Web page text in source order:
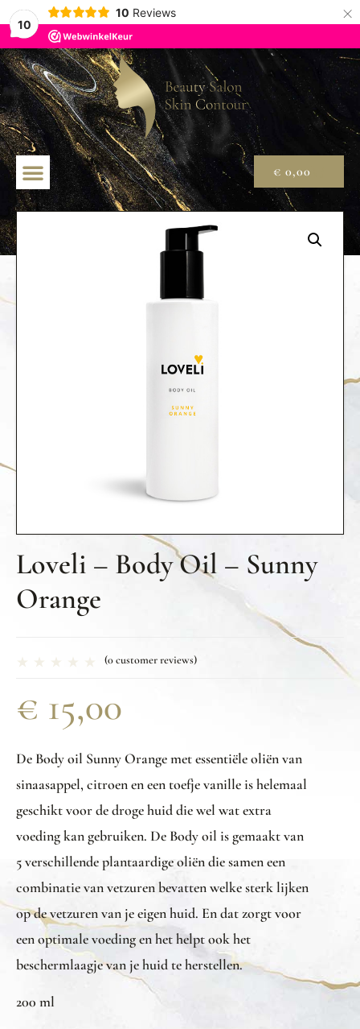
10
10 Reviews ×
€ 0,00
Loveli – Body Oil – Sunny
Orange
(0customer reviews)
€ 15,00
De Body oil Sunny Orange met essentiële oliën van
sinaasappel, citroen en een toefje vanille is helemaal
geschikt voor de droge huid die wel wat extra
voeding kan gebruiken. De Body oil is gemaakt van
5 verschillende plantaardige oliën die samen een
combinatie van vetzuren bevatten welke sterk lijken
op de vetzuren van je eigen huid. En dat zorgt voor
een optimale voeding en het helpt ook het
beschermlaagje van je huid te herstellen.
200 ml